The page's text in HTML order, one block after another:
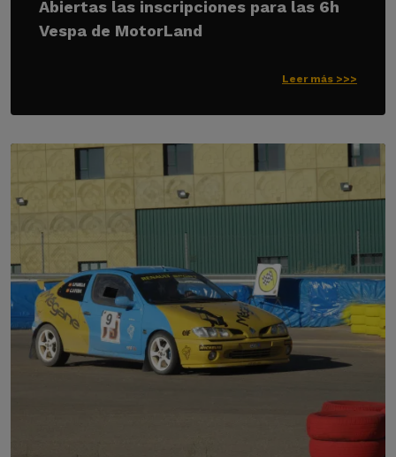
Abiertas las inscripciones para las 6h
Vespa de MotorLand
Leer más >>>